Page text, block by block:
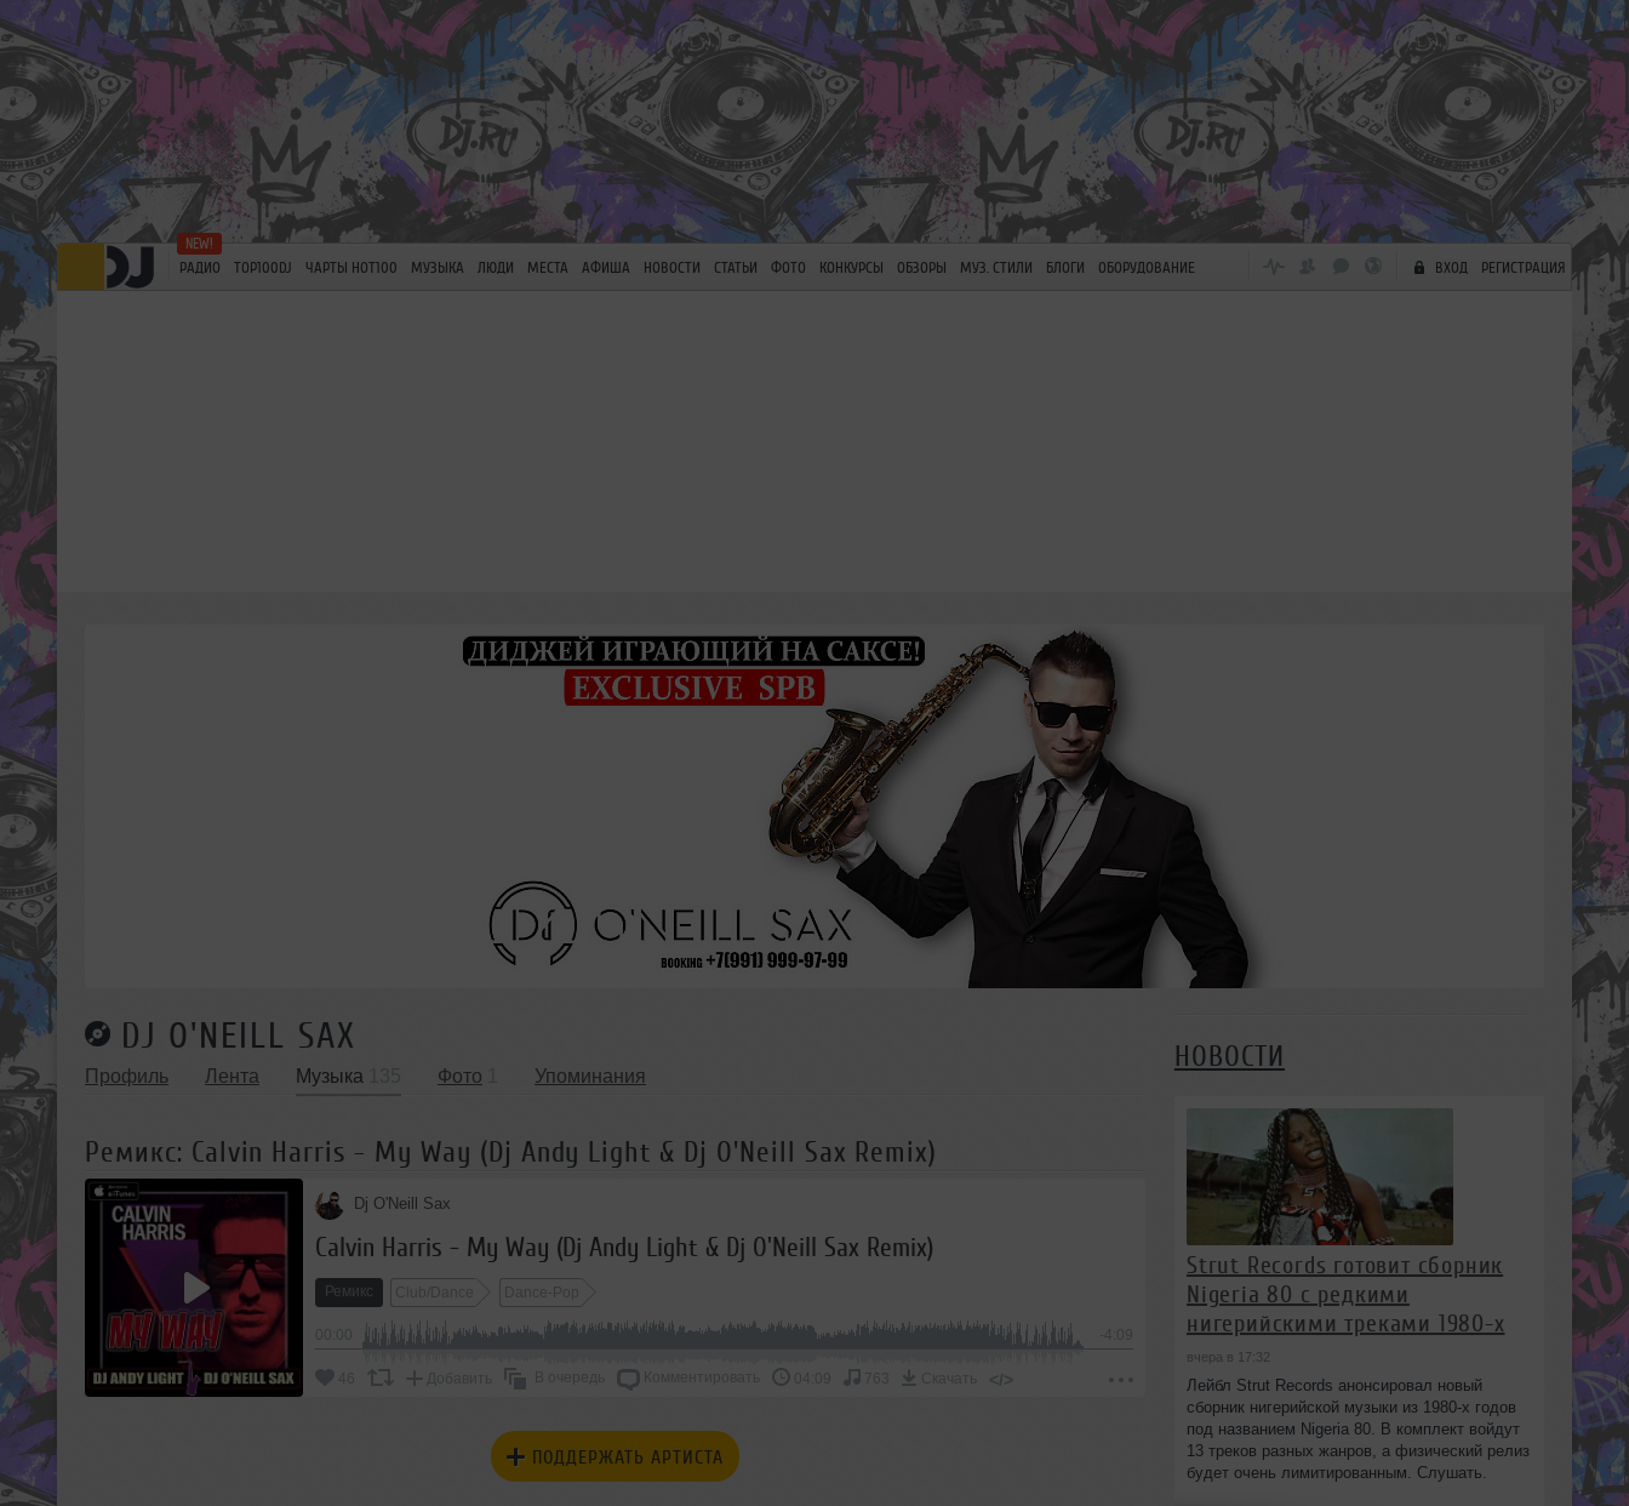
РАДИО TOP100DJ ЧАРТЫ HOT100 МУЗЫКА ЛЮДИ МЕСТА АФИША НОВОСТИ СТАТЬИ ФОТО КОНКУРСЫ ОБЗОРЫ МУЗ. СТИЛИ БЛОГИ ОБОРУДОВАНИЕ ВХОД РЕГИСТРАЦИЯ
DJ O'NEILL SAX
Профиль Лента Музыка Фото Упоминания
Ремикс: Calvin Harris - My Way (Dj Andy Light & Dj O'Neill Sax Remix)
Dj O'Neill Sax
Calvin Harris - My Way (Dj Andy Light & Dj O'Neill Sax Remix)
Ремикс Club/Dance Dance-Pop
-4:09
46 Добавить В очередь Комментировать 04:09 763 Скачать </>
ПОДДЕРЖАТЬ АРТИСТА
НОВОСТИ
Strut Records готовит сборник
Nigeria 80 с редкими
нигерийскими треками 1980-х
вчера в 17:32
Лейбл Strut Records анонсировал новый
сборник нигерийской музыки из 1980-х годов
под названием Nigeria 80. В комплект войдут
13 треков разных жанров, а физический релиз
будет очень лимитированным. Слушать.